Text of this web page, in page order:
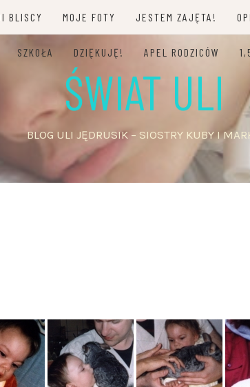
BLISCY MOJE FOTY JESTEM ZAJĘTA!
SZKOŁA DZIĘKUJĘ! APEL RODZICÓW
ŚWIAT ULI
BLOG ULI JĘDRUSIK – SIOSTRY KUBY I